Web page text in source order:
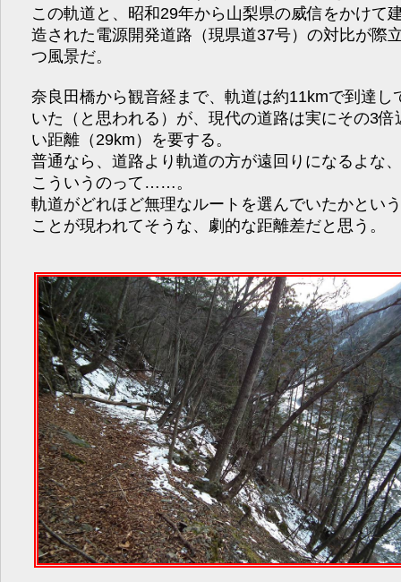
この軌道と、昭和29年から山梨県の威信をかけて
造された電源開発道路（現県道37号）の対比が際
つ風景だ。
奈良田橋から観音経まで、軌道は約11kmで到達し
いた（と思われる）が、現代の道路は実にその3倍
い距離（29km）を要する。
普通なら、道路より軌道の方が遠回りになるよな
こういうのって……。
軌道がどれほど無理なルートを選んでいたかとい
ことが現われてそうな、劇的な距離差だと思う。